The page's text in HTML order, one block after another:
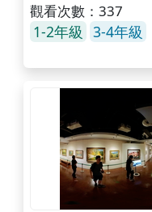
觀看次數：337
1-2年級 3-4年級